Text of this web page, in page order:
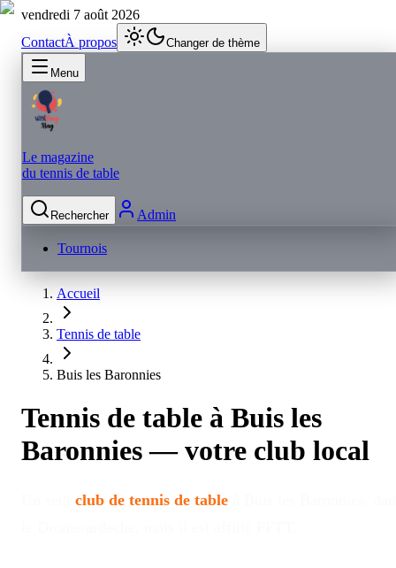
vendredi 7 août 2026
ContactÀ propos Changer de thème
Menu
Le magazine
du tennis de table
Rechercher Admin
Tournois
Accueil
Tennis de table
Buis les Baronnies
Tennis de table à Buis les
Baronnies—votre club local
club de tennis de table